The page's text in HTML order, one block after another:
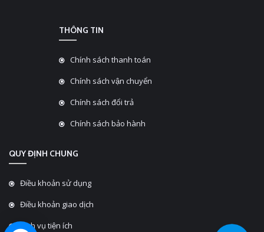
THÔNG TIN
Chính sách thanh toán
Chính sách vận chuyển
Chính sách đổi trả
Chính sách bảo hành
QUY ĐỊNH CHUNG
Điều khoản sử dụng
Điều khoản giao dịch
Dịch vụ tiện ích